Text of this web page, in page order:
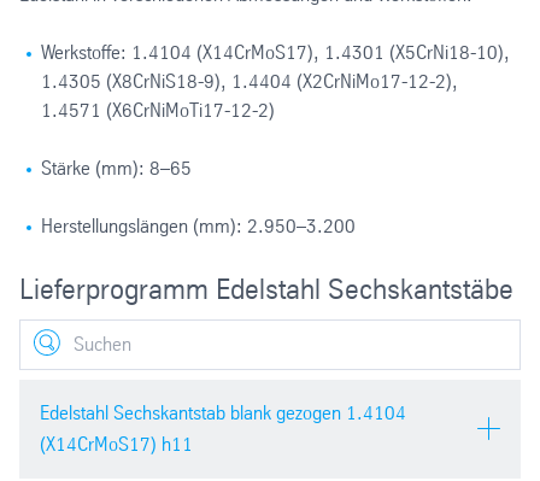
Werkstoffe: 1.4104 (X14CrMoS17), 1.4301 (X5CrNi18-10),
1.4305 (X8CrNiS18-9), 1.4404 (X2CrNiMo17-12-2),
1.4571 (X6CrNiMoTi17-12-2)
Stärke (mm): 8–65
Herstellungslängen (mm): 2.950–3.200
Lieferprogramm Edelstahl Sechskantstäbe
Search
Edelstahl Sechskantstab blank gezogen 1.4104
(X14CrMoS17) h11